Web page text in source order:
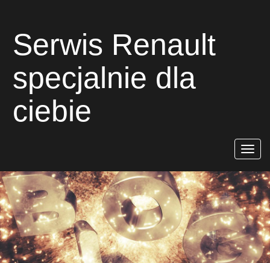
Serwis Renault
specjalnie dla
ciebie
Rozwiń